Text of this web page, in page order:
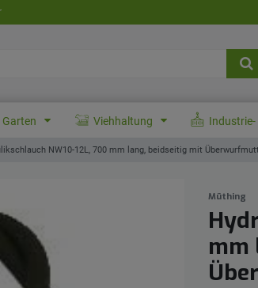
Garten Viehhaltung
NW10-12L, 700 mm lang, beidseitig mit
Müthing
mm